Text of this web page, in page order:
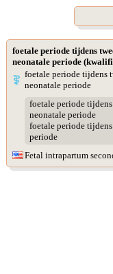
foetale periode tijdens
neonatale periode
foetale periode tijdens
neonatale periode
foetale periode
neonatale periode
foetale periode
periode
Fetal intrapartum